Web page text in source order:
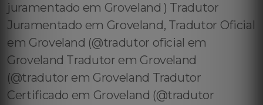
juramentado em Groveland ) Tradutor
Juramentado em Groveland, Tradutor Oficial
em Groveland (@tradutor oficial em
Groveland Tradutor em Groveland
(@tradutor em Groveland Tradutor
Certificado em Groveland (@tradutor